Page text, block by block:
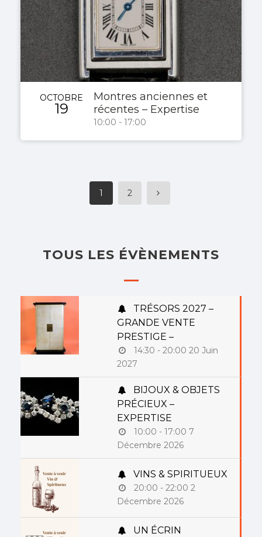
OCTOBRE
19
Montres anciennes et
récentes – Expertise
10:00 - 17:00
1 2
TOUS LES ÉVÈNEMENTS
TRÉSORS 2027 –
GRANDE VENTE
PRESTIGE –
14:30 - 20:00 20 Juin
2027
BIJOUX & OBJETS
PRÉCIEUX –
EXPERTISE
10:00 - 17:00 7
Décembre 2026
VINS & SPIRITUEUX
20:00 - 22:00 2
Décembre 2026
UN ÉCRIN